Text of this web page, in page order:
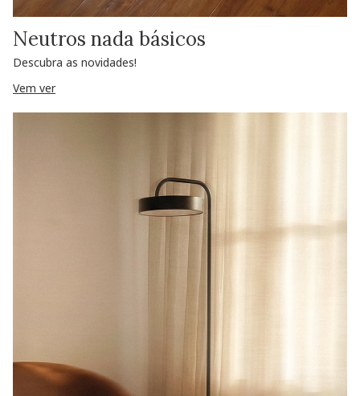
Neutros nada básicos
Descubra as novidades!
Vem ver